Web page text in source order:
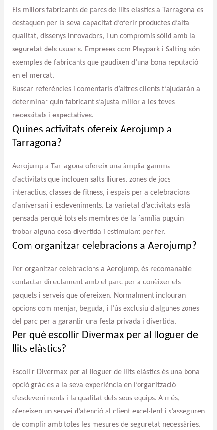
Els millors fabricants de parcs de llits elàstics a Tarragona es
destaquen per la seva capacitat d’oferir productes d’alta
qualitat, dissenys innovadors, i un compromís sòlid amb la
seguretat dels usuaris. Empreses com Playpark i Salting són
exemples de fabricants que gaudixen d’una bona reputació
en el mercat.
Buscar referències i comentaris d’altres clients t’ajudaràn a
determinar quin fabricant s’ajusta millor a les teves
necessitats i expectatives.
Quines activitats ofereix Aerojump a
Tarragona?
Aerojump a Tarragona ofereix una àmplia gamma
d’activitats que inclouen salts lliures, zones de jocs
interactius, classes de fitness, i espais per a celebracions
d’aniversari i esdeveniments. La varietat d’activitats està
pensada perquè tots els membres de la família puguin
trobar alguna cosa divertida i estimulant per fer.
Com organitzar celebracions a Aerojump?
Per organitzar celebracions a Aerojump, és recomanable
contactar directament amb el parc per a conèixer els
paquets i serveis que ofereixen. Normalment inclouran
opcions com menjar, beguda, i l’ús exclusiu d’algunes zones
del parc per a garantir una festa privada i divertida.
Per què escollir Divermax per al lloguer de
llits elàstics?
Escollir Divermax per al lloguer de llits elàstics és una bona
opció gràcies a la seva experiència en l’organització
d’esdeveniments i la qualitat dels seus equips. A més,
ofereixen un servei d’atenció al client excel·lent i s’asseguren
de complir amb totes les mesures de seguretat necessàries.